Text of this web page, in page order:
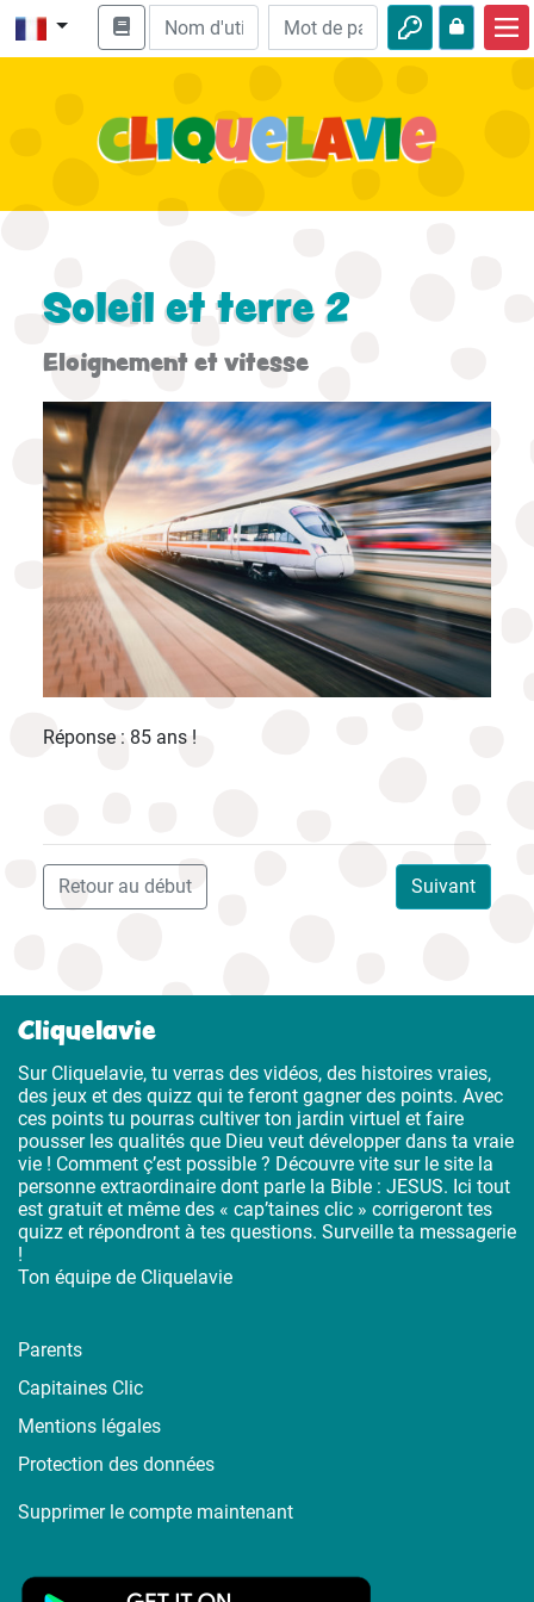
Enseignement biblique
Soleil et terre 2
Eloignement et vitesse
Réponse : 85 ans !
Suivant
Retour au début
Cliquelavie
Sur Cliquelavie, tu verras des vidéos, des histoires vraies,
des jeux et des quizz qui te feront gagner des points. Avec
ces points tu pourras cultiver ton jardin virtuel et faire
pousser les qualités que Dieu veut développer dans ta vraie
vie ! Comment ç’est possible ? Découvre vite sur le site la
personne extraordinaire dont parle la Bible : JESUS. Ici tout
est gratuit et même des « cap’taines clic » corrigeront tes
quizz et répondront à tes questions. Surveille ta messagerie
!
Ton équipe de Cliquelavie
Parents
Capitaines Clic
Mentions légales
Protection des données
Supprimer le compte maintenant